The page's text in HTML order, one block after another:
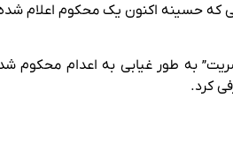
که حسینه اکنون یک محکوم اعلام
بشریت” به طور غیابی به اعدام محکوم